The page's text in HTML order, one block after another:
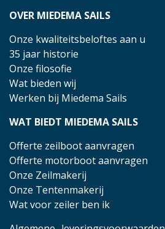
OVER MIEDEMA SAILS
Onze kwaliteitsbeloftes aan u
35 jaar historie
Onze filosofie
Wat bieden wij
Werken bij Miedema Sails
WAT BIEDT MIEDEMA SAILS
Offerte zeilboot aanvragen
Offerte motorboot aanvragen
Onze Zeilmakerij
Onze Tentenmakerij
Wat voor zeiler ben ik